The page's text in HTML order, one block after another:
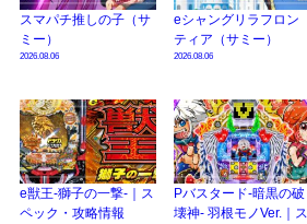
【2025年】エイプリルフール話題（ネタ）まと
月1日】
スマパチ推しの子（サ
ミー）
2026.08.06
eシャングリラフロン
ティア（サミー）
2026.08.06
e獣王-獅子の一撃-｜ス
ペック・攻略情報
Pバスタード-暗黒の破
壊神- 羽根モノVer.｜ス